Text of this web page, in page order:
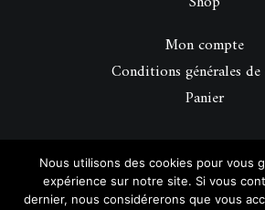
© 2026 Be Perfect Magazine.|
Mon compte
Conditions générales
Panier
Nous utilisons des cookies pour vous
expérience sur notre site. Si vous
dernier, nous considérerons que vous